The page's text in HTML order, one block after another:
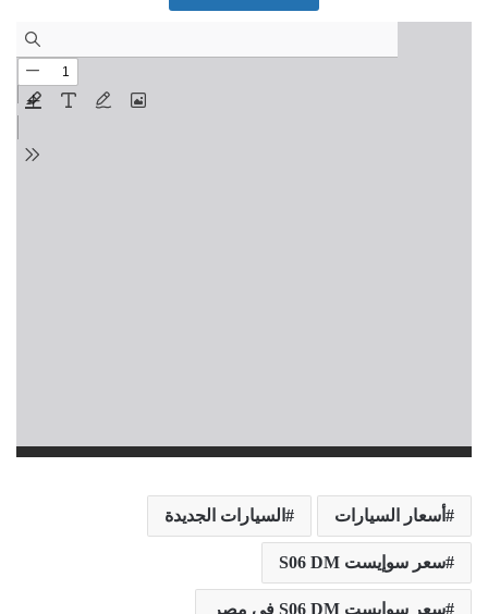
أسعار السيارات السيارات الجديدة
سعر سوإيست S06 DM
سعر سوإيست S06 DM في مصر